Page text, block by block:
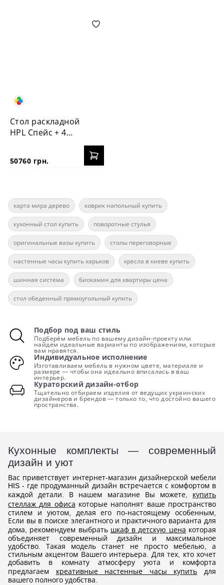
Стол раскладной
HPL Спейс + 4
50760 грн.
карта мира дерево коврик напольный купить
кухонный стол купить поворотные стулья
оригинальные вазы купить столы переговорные
настенные часы купить харьков кресла в киеве купить
шинная система биокамин для квартиры цена
стол обеденный прямоугольный купить
Подбор под ваш стиль
Подберём мебель по вашему дизайн-проекту или
найдём идеальные варианты по изображениям, которые
вам нравятся.
Индивидуальное исполнение
Изготавливаем мебель в нужном цвете, материале и
размере — чтобы она идеально вписалась в ваш
интерьер.
Кураторский дизайн-отбор
Тщательно отбираем изделия от ведущих украинских
дизайнеров и брендов — только то, что достойно вашего
пространства.
Кухонные комплекты — современный
дизайн и уют
Вас приветствует интернет-магазин дизайнерской мебели
HIS - где продуманный дизайн встречается с комфортом в
каждой детали. В нашем магазине Вы можете, купить
стеллаж для офиса которые наполнят ваше пространство
стилем и уютом, делая его по-настоящему особенным,
Если вы в поиске элегантного и практичного варианта для
дома, рекомендуем выбрать шкаф в детскую цена которая
объединяет современный дизайн и максимальное
удобство. Такая модель станет не просто мебелью, а
стильным акцентом Вашего интерьера. Для тех, кто хочет
добавить в комнату атмосферу уюта и комфорта
предлагаем креативные настенные часы купить для
вашего полного удобства.